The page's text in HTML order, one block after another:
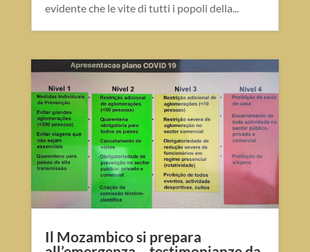
evidente che le vite di tutti i popoli della...
Il Mozambico si prepara